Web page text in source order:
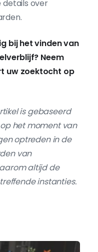
details over
bij het vinden van
Neem
uw zoektocht op
is gebaseerd
het moment van
optreden in de
van
altijd de
instanties.